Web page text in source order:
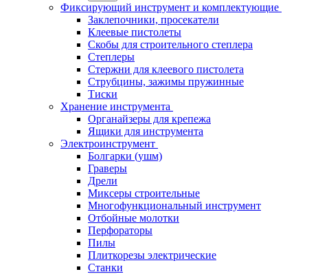
Фиксирующий инструмент и комплектующие
Заклепочники, просекатели
Клеевые пистолеты
Скобы для строительного степлера
Степлеры
Стержни для клеевого пистолета
Струбцины, зажимы пружинные
Тиски
Хранение инструмента
Органайзеры для крепежа
Ящики для инструмента
Электроинструмент
Болгарки (ушм)
Граверы
Дрели
Миксеры строительные
Многофункциональный инструмент
Отбойные молотки
Перфораторы
Пилы
Плиткорезы электрические
Станки